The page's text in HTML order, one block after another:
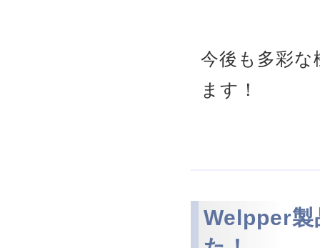
今後も多彩な
ます！
Welpper製